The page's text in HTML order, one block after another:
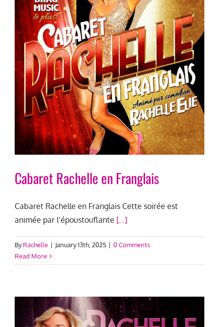
Cabaret Rachelle en Franglais
Cabaret Rachelle en Franglais Cette soirée est
animée par l’époustouflante [...]
ByRachelle | January 13th, 2025 | 0 Comments
Read More